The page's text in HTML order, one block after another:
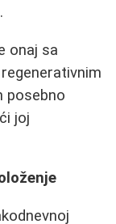
onaj sa
posebno
joj